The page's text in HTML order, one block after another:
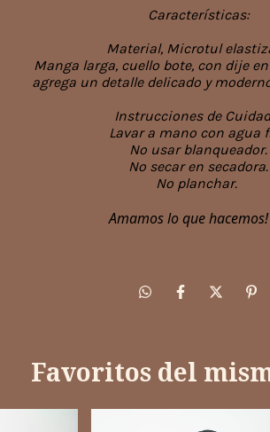
Características:
Material, Microtul
Manga larga, cuello bote, con dije
agrega un detalle delicado y
Instrucciones de
Lavar a mano con agua
No usar blanqueador.
No secar en secadora.
No planchar.
Amamos lo que hacemos!
Favoritos del